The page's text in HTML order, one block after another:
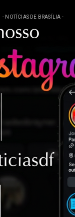
- NOTÍCIAS DE BRASÍLIA -